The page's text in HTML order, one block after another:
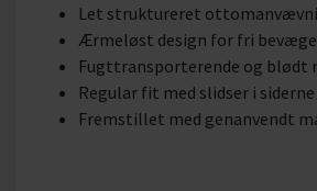
Let struktureret
Ærmeløst design for fri
Fugttransporterende og blødt
Regular fit med slidser i siderne
Fremstillet med genanvendt